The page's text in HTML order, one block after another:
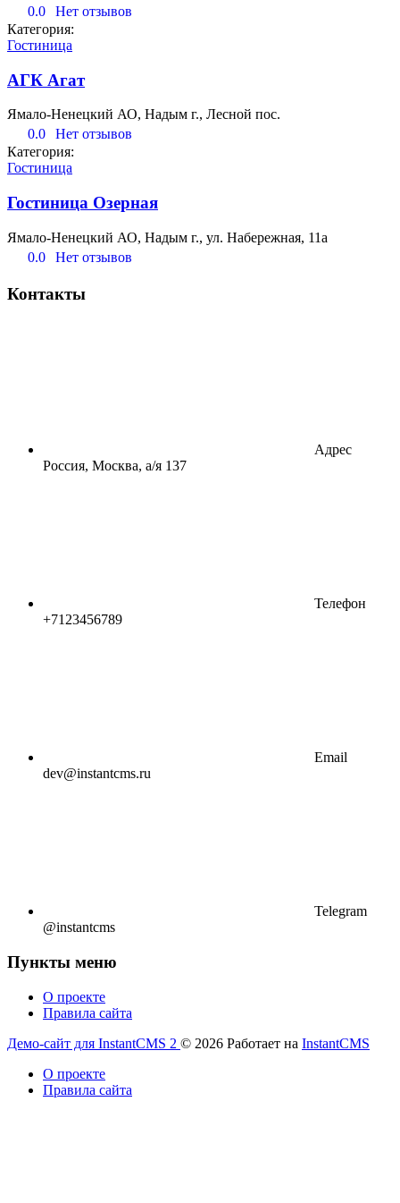
0.0
Нет отзывов
Категория:
Гостиница
АГК Агат
Ямало-Ненецкий АО, Надым г., Лесной пос.
0.0
Нет отзывов
Категория:
Гостиница
Гостиница Озерная
Ямало-Ненецкий АО, Надым г., ул. Набережная, 11а
0.0
Нет отзывов
Контакты
Адрес
Россия, Москва, а/я 137
Телефон
+7123456789
Email
dev@instantcms.ru
Telegram
@instantcms
Пункты меню
О проекте
Правила сайта
Демо-сайт для InstantCMS 2 © 2026 Работает на InstantCMS
О проекте
Правила сайта